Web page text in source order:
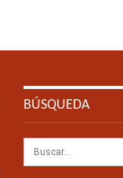
BÚSQUEDA